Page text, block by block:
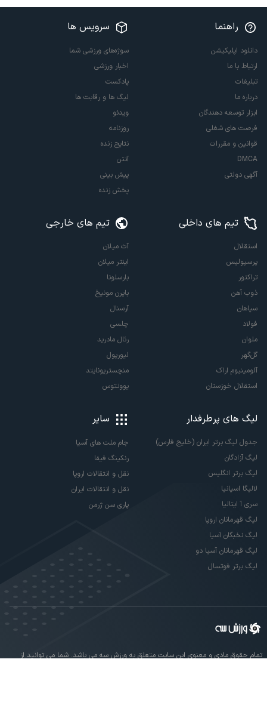
خرید40%تخفیف
میکنه!30%تخفیف
راهنما
دانلود اپلیکیشن
ارتباط با ما
تبلیغات
درباره ما
ابزار توسعه دهندگان
فرصت های شغلی
قوانین و مقررات
DMCA
آگهی دولتی
سرویس ها
سوژه‌های ورزشی شما
اخبار ورزشی
پادکست
لیگ ها و رقابت ها
ویدئو
روزنامه
نتایج زنده
آنتن
پیش بینی
پخش زنده
تیم های داخلی
استقلال
پرسپولیس
تراکتور
ذوب آهن
سپاهان
فولاد
ملوان
گل‌گهر
آلومینیوم اراک
استقلال خوزستان
تیم های خارجی
آث میلان
اینتر میلان
بارسلونا
بایرن مونیخ
آرسنال
چلسی
رئال مادرید
لیورپول
منچستریونایتد
یوونتوس
لیگ های پرطرفدار
جدول لیگ برتر ایران (خلیج فارس)
لیگ آزادگان
لیگ برتر انگلیس
لالیگا اسپانیا
سری آ ایتالیا
لیگ قهرمانان اروپا
لیگ نخبگان آسیا
لیگ قهرمانان آسیا دو
لیگ برتر فوتسال
سایر
جام ملت های آسیا
رنکینگ فیفا
نقل و انتقالات اروپا
نقل و انتقالات ایران
پاری سن ژرمن
تمام حقوق مادی و معنوی این سایت متعلق به ورزش سه می باشد. شما می توانید از